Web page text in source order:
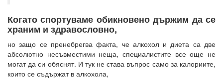
Когато спортуваме обикновено държим да се
храним и здравословно,
но защо се пренебрегва факта, че алкохол и диета са две
абсолютно несъвместими неща, специалистите все още не
могат да си обяснят. И тук не става въпрос само за калориите,
които се съдържат в алкохола,